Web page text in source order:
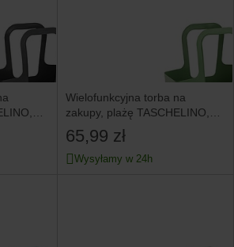
Wielofunkcyjna torba na
zakupy, plażę TASCHELINO,
KOZIOL
65,99 zł
Wysyłamy w 24h